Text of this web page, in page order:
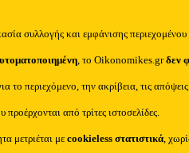
συλλογής και εμφάνισης περιεχομένου
, το Oikonomikes.grδεν
το περιεχόμενο, την ακρίβεια, τις
προέρχονται από τρίτες ιστοσελίδες.
μετριέται μεcookieless στατιστικά,